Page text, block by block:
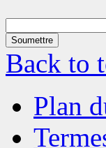
Soumettre
Back to
Plan